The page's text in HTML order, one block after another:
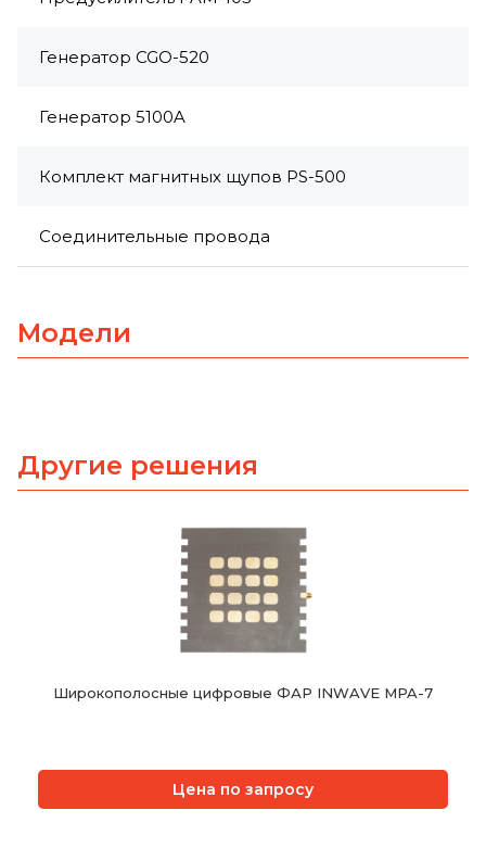
Генератор CGO-520
Генератор 5100A
Комплект магнитных щупов PS-500
Соединительные провода
Модели
Другие решения
Широкополосные цифровые ФАР INWAVE MPA-7
Цена по запросу